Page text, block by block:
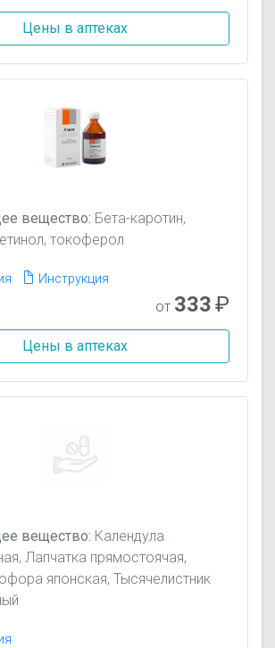
Цены в аптеках
вещество: Бета-каротин,
токоферол
Инструкция
от 333₽
Цены в аптеках
вещество: Календула
Лапчатка прямостоячая,
японская, Тысячелистник